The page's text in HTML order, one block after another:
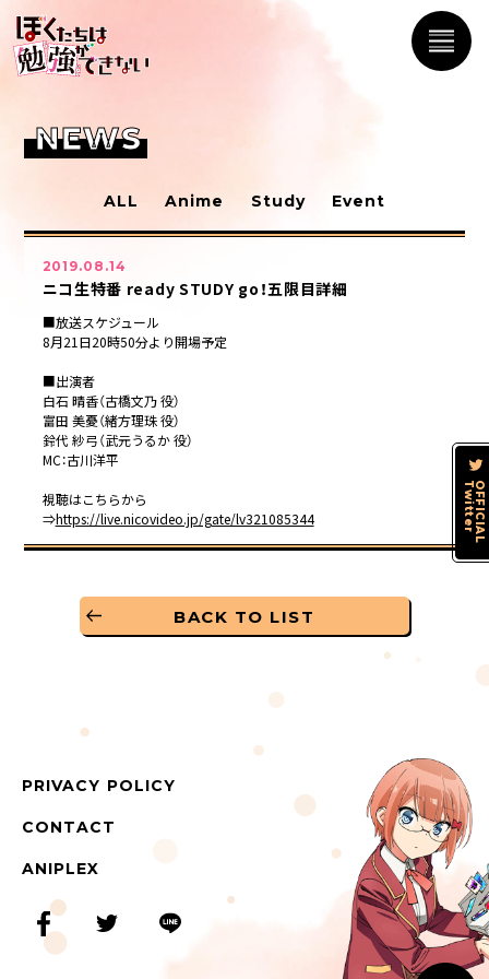
NEWS
ALL Anime Study Event
2019.08.14
ニコ生特番 ready STUDY go！五限目詳細
■放送スケジュール
8月21日20時50分より開場予定
■出演者
白石 晴香（古橋文乃 役）
富田 美憂（緒方理珠 役）
鈴代 紗弓（武元うるか 役）
MC：古川洋平
視聴はこちらから
⇒https://live.nicovideo.jp/gate/lv321085344
BACK TO LIST
PRIVACY POLICY
CONTACT
ANIPLEX
OFFICIAL
Twitter